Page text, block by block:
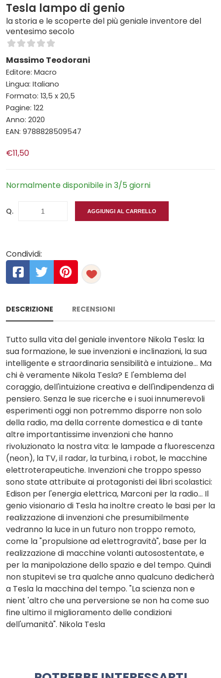
Tesla lampo di genio
la storia e le scoperte del più geniale inventore del
ventesimo secolo
Massimo Teodorani
Editore: Macro
Lingua: Italiano
Formato: 13,5 x 20,5
Pagine: 122
Anno: 2020
EAN: 9788828509547
€11,50
Normalmente disponibile in 3/5 giorni
Q. AGGIUNGI AL CARRELLO
Condividi:
DESCRIZIONE RECENSIONI
Tutto sulla vita del geniale inventore Nikola Tesla: la
sua formazione, le sue invenzioni e inclinazioni, la sua
intelligente e straordinaria sensibilità e intuizione... Ma
chi è veramente Nikola Tesla? E l'emblema del
coraggio, dell'intuizione creativa e dell'indipendenza di
pensiero. Senza le sue ricerche e i suoi innumerevoli
esperimenti oggi non potremmo disporre non solo
della radio, ma della corrente domestica e di tante
altre importantissime invenzioni che hanno
rivoluzionato la nostra vita: le lampade a fluorescenza
(neon), la TV, il radar, la turbina, i robot, le macchine
elettroterapeutiche. Invenzioni che troppo spesso
sono state attribuite ai protagonisti dei libri scolastici:
Edison per l'energia elettrica, Marconi per la radio... Il
genio visionario di Tesla ha inoltre creato le basi per la
realizzazione di invenzioni che presumibilmente
vedranno la luce in un futuro non troppo remoto,
come la "propulsione ad elettrogravità", base per la
realizzazione di macchine volanti autosostentate, e
per la manipolazione dello spazio e del tempo. Quindi
non stupitevi se tra qualche anno qualcuno dedicherà
a Tesla la macchina del tempo. "La scienza non e
nient 'altro che una perversione se non ha come suo
fine ultimo il miglioramento delle condizioni
dell'umanità". Nikola Tesla